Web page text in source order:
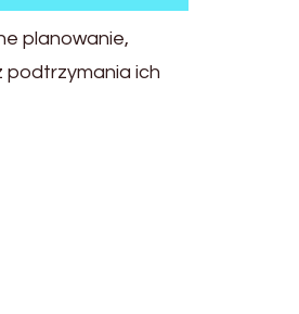
planowanie,
podtrzymania ich